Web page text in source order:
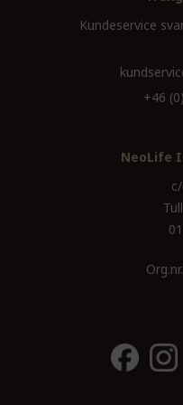
Kundeservice
+46
NeoLife